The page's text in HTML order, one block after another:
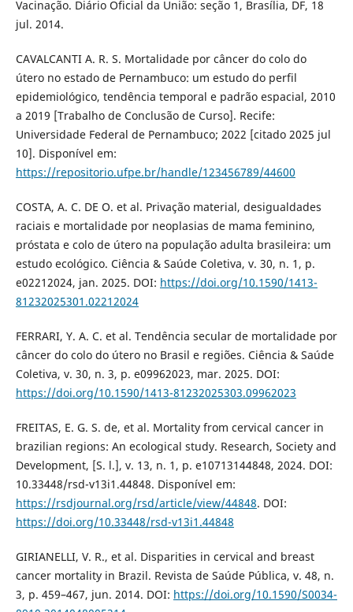
Vacinação. Diário Oficial da União: seção 1, Brasília, DF, 18
jul. 2014.
CAVALCANTI A. R. S. Mortalidade por câncer do colo do
útero no estado de Pernambuco: um estudo do perfil
epidemiológico, tendência temporal e padrão espacial, 2010
a 2019 [Trabalho de Conclusão de Curso]. Recife:
Universidade Federal de Pernambuco; 2022 [citado 2025 jul
10]. Disponível em:
https://repositorio.ufpe.br/handle/123456789/44600
COSTA, A. C. DE O. et al. Privação material, desigualdades
raciais e mortalidade por neoplasias de mama feminino,
próstata e colo de útero na população adulta brasileira: um
estudo ecológico. Ciência & Saúde Coletiva, v. 30, n. 1, p.
e02212024, jan. 2025. DOI: https://doi.org/10.1590/1413-
81232025301.02212024
FERRARI, Y. A. C. et al. Tendência secular de mortalidade por
câncer do colo do útero no Brasil e regiões. Ciência & Saúde
Coletiva, v. 30, n. 3, p. e09962023, mar. 2025. DOI:
https://doi.org/10.1590/1413-81232025303.09962023
FREITAS, E. G. S. de, et al. Mortality from cervical cancer in
brazilian regions: An ecological study. Research, Society and
Development, [S. l.], v. 13, n. 1, p. e10713144848, 2024. DOI:
10.33448/rsd-v13i1.44848. Disponível em:
https://rsdjournal.org/rsd/article/view/44848. DOI:
https://doi.org/10.33448/rsd-v13i1.44848
GIRIANELLI, V. R., et al. Disparities in cervical and breast
cancer mortality in Brazil. Revista de Saúde Pública, v. 48, n.
3, p. 459–467, jun. 2014. DOI: https://doi.org/10.1590/S0034-